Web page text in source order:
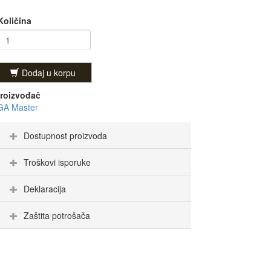
Dodaj u korpu
Master
Dostupnost proizvoda
Troškovi isporuke
Deklaracija
Zaštita potrošača